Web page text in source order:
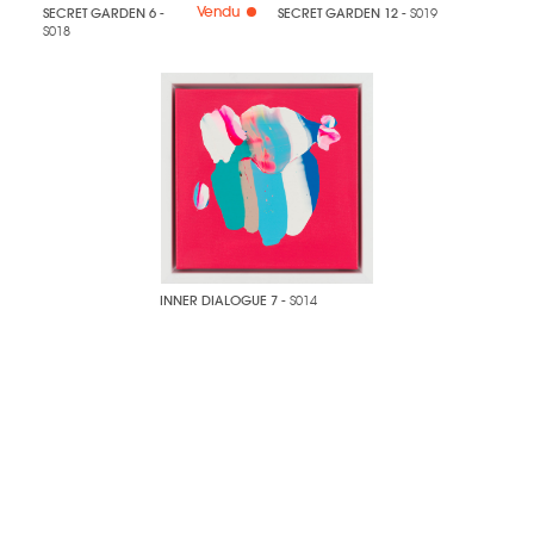
SECRET GARDEN 6 -
S018
Vendu SECRET GARDEN 12 - S019
INNER DIALOGUE 7 - S014